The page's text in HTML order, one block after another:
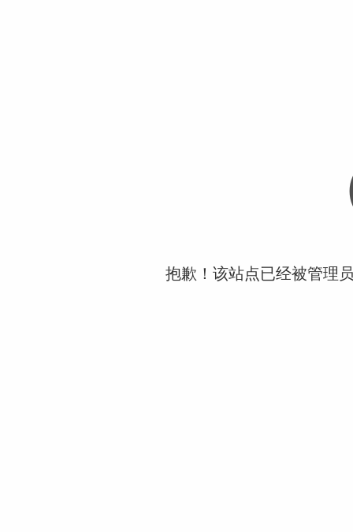
抱歉！该站点已经被管理